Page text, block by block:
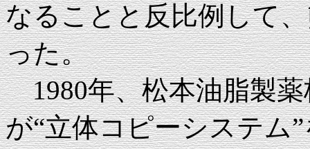
なることと反比例して
った。
1980年、松本油脂製薬
が“立体コピーシステム